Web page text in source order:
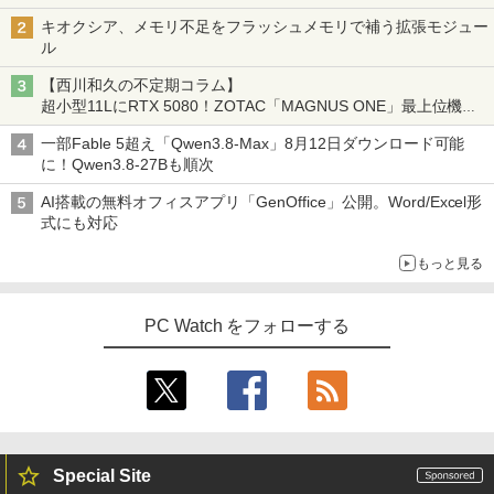
BUGS LIFE
￥250
￥1,117
コカ・コーラ やかんの麦茶 from 爽健美茶 ラ
ベルレス 650mlPET×24本
￥572
スーパーの裏でヤニ吸うふたり 9巻 (デジタル
版ビッグガンガンコミックス)
￥810
￥29,980
【マラソン値引中！ 当日出荷！】ノート
パソコン 新品 15.6インチ パソコン ノー
トPC CPU Intel Pentium GOLD 6500Y
メモリ12GB SSD 256GB 15インチ フル
HD HDMI USB3.0 WEBカメラ 無線LAN
Wifi Windows11 office JIS 日本語キー
ボード 新生活 事務 学生 初心者 NC15J
【マラソンセール期間中ポイント5倍】中
古ノートパソコン 第8世代 Core i5 メモ
ンキー Webカメラ 無線LAN Wi-Fi Wind
ows11 Lenovo ThinkPad L580 初期設
￥32,980
￥66,248
[VETESA正規販売店]デスクトップパソ
コン PC 一体型 新品 Windows11 27型 C
ore i7 第4世代 Office付き メモリ16GB
SSD512GB 初期設定済 ホワイト ブラッ
ク
￥69,800
￥124,800
ター 新品 フルHD HP Series 3 Pro 324p
v 23.8 インチFHD VA モニター VA 23.8
型 角度調整 VESA 100Hz 液晶HDMI VGA
PS5 Nintendo Switch 3年保証 転送不可
(型番: 9U5C1AA)
￥12,900
24G4/11 23.8インチ フルHD 180Hz ゲー
￥13,591
920*1080 非光沢 A+スクリーン IPS液晶
4
ゼンリン住宅地図 B4判 兵庫県 たつの市
発行年月202603 28229010R
￥19,800
キオクシア、メモリ不足をフラッシュメモリで補う拡張モジュー
ル
【西川和久の不定期コラム】
超小型11LにRTX 5080！ZOTAC「MAGNUS ONE」最上位機の
実力を探る
一部Fable 5超え「Qwen3.8-Max」8月12日ダウンロード可能
に！Qwen3.8-27Bも順次
AI搭載の無料オフィスアプリ「GenOffice」公開。Word/Excel形
式にも対応
もっと見る
PC Watch をフォローする
Special Site